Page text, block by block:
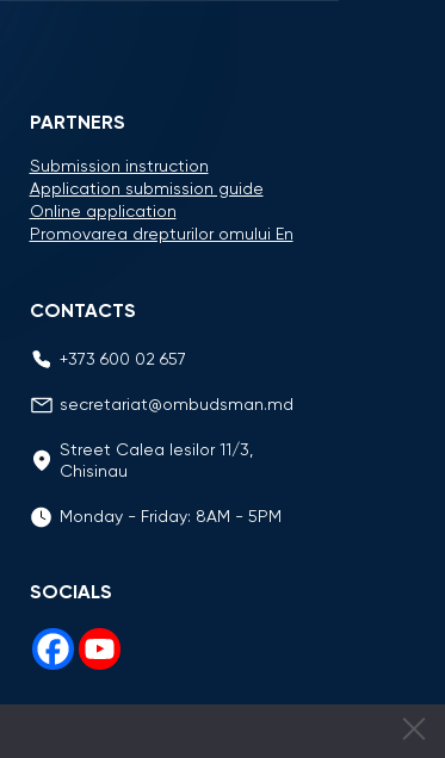
PARTNERS
Submission instruction
Application submission guide
Online application
Promovarea drepturilor omului En
CONTACTS
+373 600 02 657
secretariat@ombudsman.md
Street Calea Iesilor 11/3,
Chisinau
Monday - Friday: 8AM - 5PM
SOCIALS